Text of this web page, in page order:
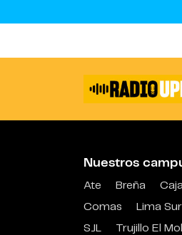
Nuestros
Ate Breña
Comas
Lima Sur
SJL
Trujillo El